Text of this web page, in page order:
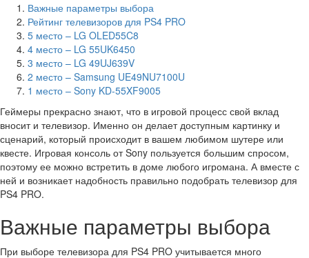
Важные параметры выбора
Рейтинг телевизоров для PS4 PRO
5 место – LG OLED55C8
4 место – LG 55UK6450
3 место – LG 49UJ639V
2 место – Samsung UE49NU7100U
1 место – Sony KD-55XF9005
Геймеры прекрасно знают, что в игровой процесс свой вклад
вносит и телевизор. Именно он делает доступным картинку и
сценарий, который происходит в вашем любимом шутере или
квесте. Игровая консоль от Sony пользуется большим спросом,
поэтому ее можно встретить в доме любого игромана. А вместе с
ней и возникает надобность правильно подобрать телевизор для
PS4 PRO.
Важные параметры выбора
При выборе телевизора для PS4 PRO учитывается много